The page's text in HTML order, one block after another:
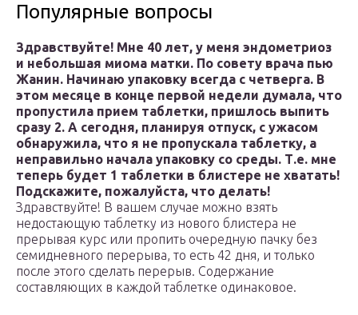
Популярные вопросы
Здравствуйте! Мне 40 лет, у меня эндометриоз
и небольшая миома матки. По совету врача пью
Жанин. Начинаю упаковку всегда с четверга. В
этом месяце в конце первой недели думала, что
пропустила прием таблетки, пришлось выпить
сразу 2. А сегодня, планируя отпуск, с ужасом
обнаружила, что я не пропускала таблетку, а
неправильно начала упаковку со среды. Т.е. мне
теперь будет 1 таблетки в блистере не хватать!
Подскажите, пожалуйста, что делать!
Здравствуйте! В вашем случае можно взять
недостающую таблетку из нового блистера не
прерывая курс или пропить очередную пачку без
семидневного перерыва, то есть 42 дня, и только
после этого сделать перерыв. Содержание
составляющих в каждой таблетке одинаковое.